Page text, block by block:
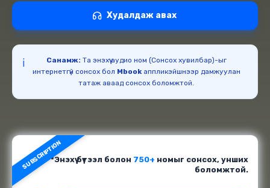
Худалдаж авах
ℹ️ Санамж: Та энэхүү аудио ном (Сонсох хувилбар)-ыг
интернетгүй сонсох бол Mbookаппликэйшнээр дамжуулан
татаж аваад сонсох боломжтой.
SUBSCRIPTION*Энэхүү бүтээл болон 750+ номыг сонсох, унших
боломжтой.